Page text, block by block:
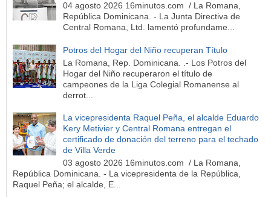
04 agosto 2026 16minutos.com / La Romana,
República Dominicana. - La Junta Directiva de
Central Romana, Ltd. lamentó profundame...
Potros del Hogar del Niño recuperan Título
La Romana, Rep. Dominicana. .- Los Potros del
Hogar del Niño recuperaron el título de
campeones de la Liga Colegial Romanense al
derrot...
La vicepresidenta Raquel Peña, el alcalde Eduardo
Kery Metivier y Central Romana entregan el
certificado de donación del terreno para el techado
de Villa Verde
03 agosto 2026 16minutos.com / La Romana,
República Dominicana. - La vicepresidenta de la República,
Raquel Peña; el alcalde, E...